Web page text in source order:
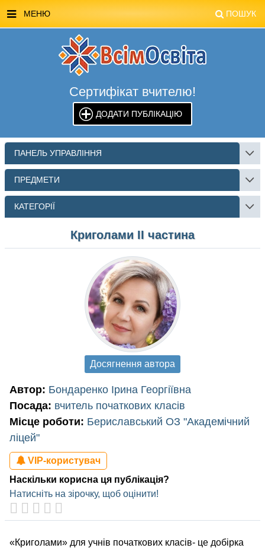
МЕНЮ ПОШУК
МАГАЗИН ВСІМОСВІТА
СТЕНДИ ВСІМОСВІТА
РЕКЛАМА НА САЙТІ
КОНТАКТИ
ПОШУК
Сертифікат вчителю!
ДОДАТИ ПУБЛІКАЦІЮ
ПАНЕЛЬ УПРАВЛІННЯ
ПРЕДМЕТИ
КАТЕГОРІЇ
Криголами ІІ частина
Автор: Бондаренко Ірина Георгіївна
Посада: вчитель початкових класів
Місце роботи: Бериславський ОЗ "Академічний
ліцей"
VIP-користувач
Наскільки корисна ця публікація?
Натисніть на зірочку, щоб оцінити!
Досягнення автора
«Криголами» для учнів початкових класів- це добірка